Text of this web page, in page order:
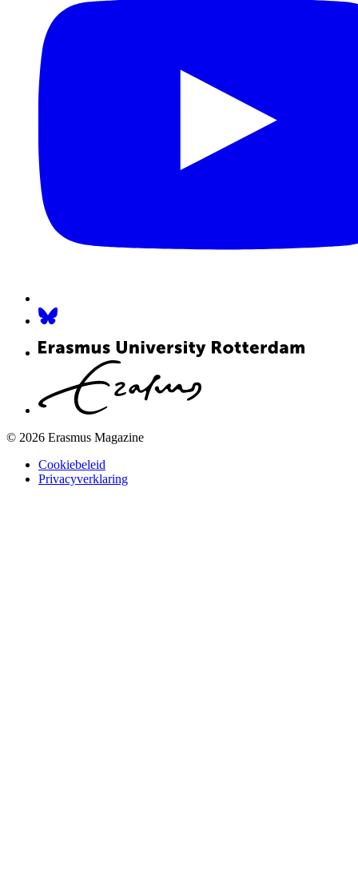
© 2026 Erasmus Magazine
Cookiebeleid
Privacyverklaring